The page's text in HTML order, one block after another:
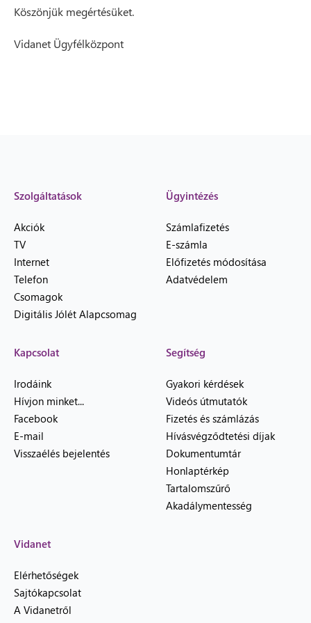
Köszönjük megértésüket.
Vidanet Ügyfélközpont
Szolgáltatások
Akciók
TV
Internet
Telefon
Csomagok
Digitális Jólét Alapcsomag
Ügyintézés
Számlafizetés
E-számla
Előfizetés módosítása
Adatvédelem
Kapcsolat
Irodáink
Hívjon minket...
Facebook
E-mail
Visszaélés bejelentés
Segítség
Gyakori kérdések
Videós útmutatók
Fizetés és számlázás
Hívásvégződtetési díjak
Dokumentumtár
Honlaptérkép
Tartalomszűrő
Akadálymentesség
Vidanet
Elérhetőségek
Sajtókapcsolat
A Vidanetről